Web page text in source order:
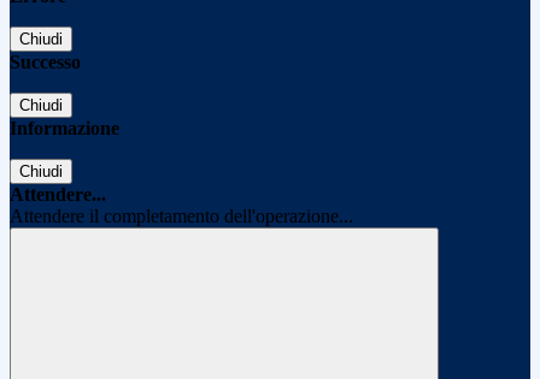
Chiudi
Successo
Chiudi
Informazione
Chiudi
Attendere...
Attendere il completamento dell'operazione...